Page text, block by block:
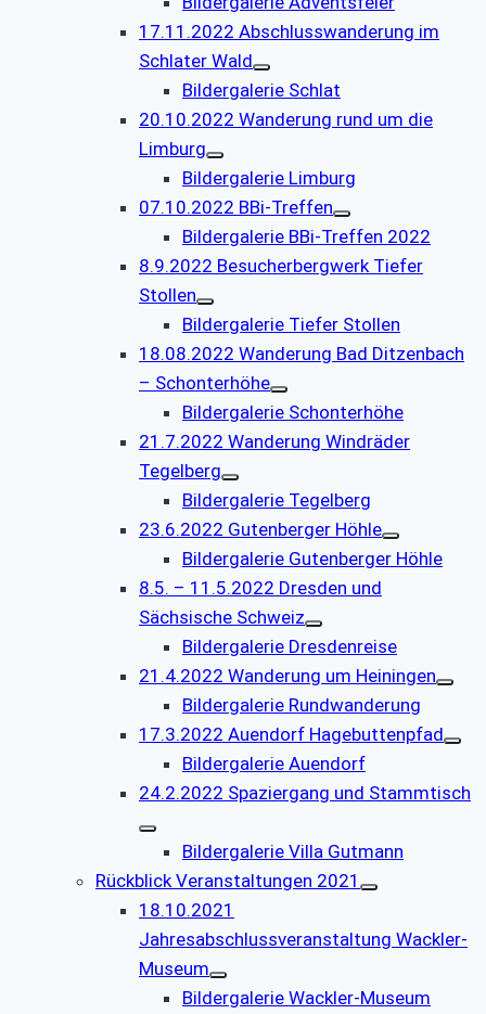
17.11.2022 Abschlusswanderung im
Schlater Wald
Bildergalerie Schlat
20.10.2022 Wanderung rund um die
Limburg
Bildergalerie Limburg
07.10.2022 BBi-Treffen
Bildergalerie BBi-Treffen 2022
8.9.2022 Besucherbergwerk Tiefer
Stollen
Bildergalerie Tiefer Stollen
18.08.2022 Wanderung Bad Ditzenbach
– Schonterhöhe
Bildergalerie Schonterhöhe
21.7.2022 Wanderung Windräder
Tegelberg
Bildergalerie Tegelberg
23.6.2022 Gutenberger Höhle
Bildergalerie Gutenberger Höhle
8.5. – 11.5.2022 Dresden und
Sächsische Schweiz
Bildergalerie Dresdenreise
21.4.2022 Wanderung um Heiningen
Bildergalerie Rundwanderung
17.3.2022 Auendorf Hagebuttenpfad
Bildergalerie Auendorf
24.2.2022 Spaziergang und Stammtisch
Bildergalerie Villa Gutmann
Rückblick Veranstaltungen 2021
18.10.2021
Jahresabschlussveranstaltung Wackler-
Museum
Bildergalerie Wackler-Museum